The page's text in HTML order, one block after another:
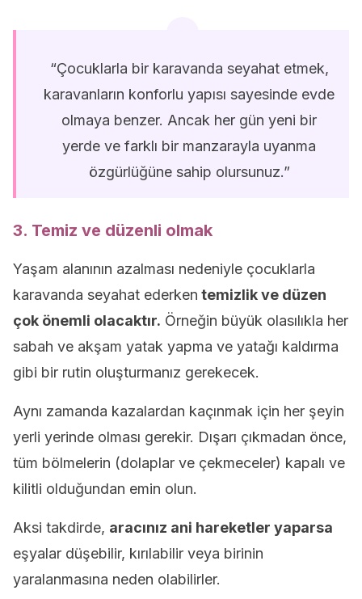
“Çocuklarla bir karavanda seyahat etmek,
karavanların konforlu yapısı sayesinde evde
olmaya benzer. Ancak her gün yeni bir
yerde ve farklı bir manzarayla uyanma
özgürlüğüne sahip olursunuz.”
3. Temiz ve düzenli olmak
Yaşam alanının azalması nedeniyle çocuklarla
karavanda seyahat ederken temizlik ve düzen
çok önemli olacaktır. Örneğin büyük olasılıkla her
sabah ve akşam yatak yapma ve yatağı kaldırma
gibi bir rutin oluşturmanız gerekecek.
Aynı zamanda kazalardan kaçınmak için her şeyin
yerli yerinde olması gerekir. Dışarı çıkmadan önce,
tüm bölmelerin (dolaplar ve çekmeceler) kapalı ve
kilitli olduğundan emin olun.
Aksi takdirde, aracınız ani hareketler yaparsa
eşyalar düşebilir, kırılabilir veya birinin
yaralanmasına neden olabilirler.